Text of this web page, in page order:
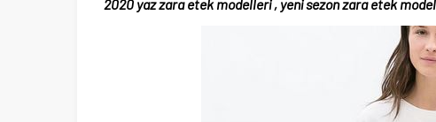
2020 yaz zara etek modelleri , yeni sezon zara etek